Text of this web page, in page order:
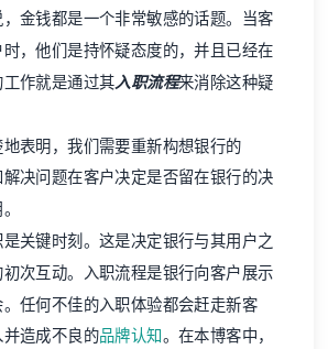
金钱都是一个非常敏感的话题。当客
，他们是持怀疑态度的，并且已经在
作就是通过其入职流程来消除这种疑
表明，我们需要重新构想银行的
决问题在客户决定是否留在银行的决
关键时刻。这是决定银行与其用户之
次互动。入职流程是银行向客户展示
任何不佳的入职体验都会赶走新客
造成不良的品牌认知。在本博客中，